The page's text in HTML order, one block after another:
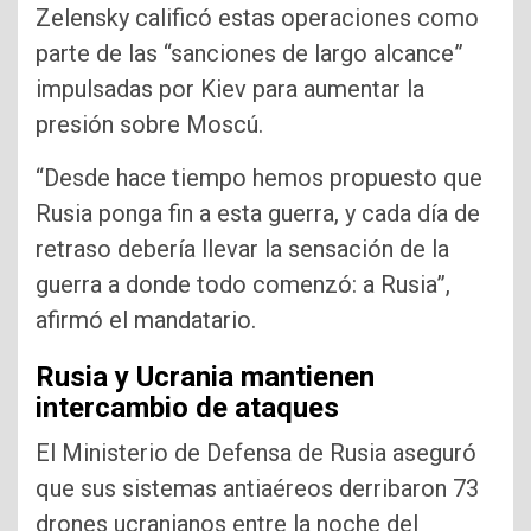
Zelensky calificó estas operaciones como
parte de las “sanciones de largo alcance”
impulsadas por Kiev para aumentar la
presión sobre Moscú.
“Desde hace tiempo hemos propuesto que
Rusia ponga fin a esta guerra, y cada día de
retraso debería llevar la sensación de la
guerra a donde todo comenzó: a Rusia”,
afirmó el mandatario.
Rusia y Ucrania mantienen
intercambio de ataques
El Ministerio de Defensa de Rusia aseguró
que sus sistemas antiaéreos derribaron 73
drones ucranianos entre la noche del